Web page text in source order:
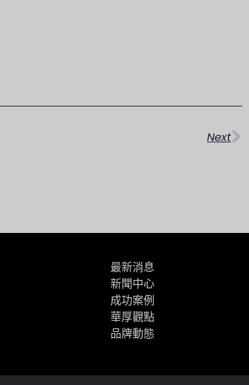
Next
最新消息
新聞中心
成功案例
華厚觀點
品牌動態